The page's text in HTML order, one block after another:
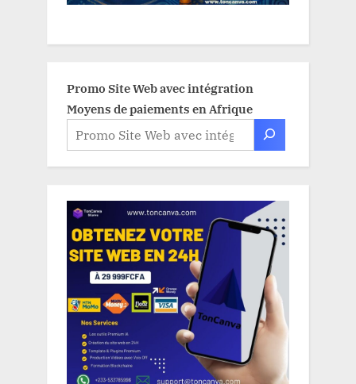
Promo Site Web avec intégration
Moyens de paiements en Afrique